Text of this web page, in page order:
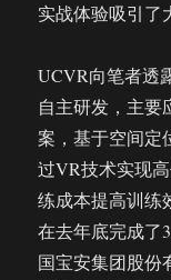
实战体验吸引了
UCVR向笔者透
自主研发，主要
案，基于空间定
过VR技术实现
练成本提高训练
在去年底完成了
国宝安集团股份